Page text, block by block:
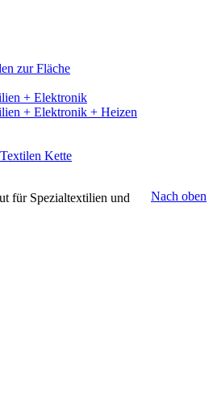
zur Fläche
+ Elektronik
+ Elektronik + Heizen
Kette
Nach oben
für Spezialtextilien und